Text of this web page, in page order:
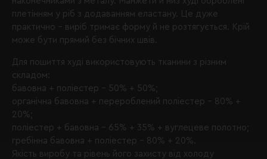
плетінням у ріб з додаванням еластану. Це дуже
практично – виріб тримає форму й не розтягується. Крій
може бути прямий без бічних швів.
Для пошиття худі використовують тканини з різним
складом:
бавовна + поліестер – 50% + 50%;
органічна бавовна + перероблений поліестер – 80% +
20%;
поліестер + бавовна – 65% + 35% + вуглецеве полотно;
гребінна бавовна + поліестер – 80% + 20%.
Якість виробу та рівень його захисту від холоду